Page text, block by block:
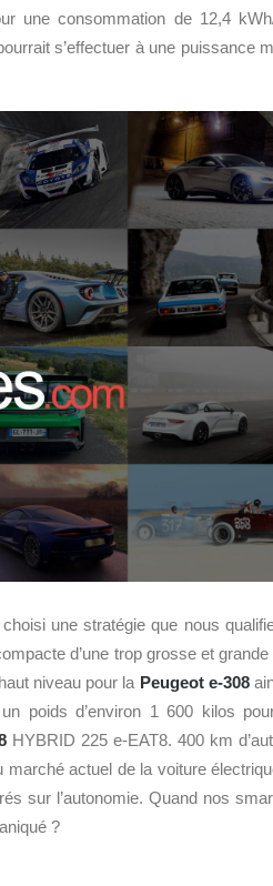
une consommation de 12,4
s’effectuer à une puissance
une stratégie que nous
d’une trop grosse et grande
niveau pour la Peugeot e-308
poids d’environ 1 600 kilos
HYBRID 225 e-EAT8. 400 km
marché actuel de la voiture
sur l’autonomie. Quand nos
?